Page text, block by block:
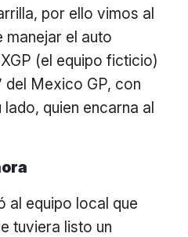
por ello vimos al
manejar el auto
(el equipo ficticio)
del Mexico GP, con
quien encarna al
al equipo local que
tuviera listo un